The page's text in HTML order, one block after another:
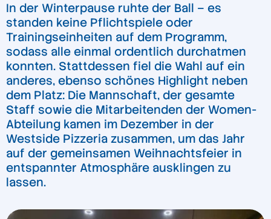
In der Winterpause ruhte der Ball – es
standen keine Pflichtspiele oder
Trainingseinheiten auf dem Programm,
sodass alle einmal ordentlich durchatmen
konnten. Stattdessen fiel die Wahl auf ein
anderes, ebenso schönes Highlight neben
dem Platz: Die Mannschaft, der gesamte
Staff sowie die Mitarbeitenden der Women-
Abteilung kamen im Dezember in der
Westside Pizzeria zusammen, um das Jahr
auf der gemeinsamen Weihnachtsfeier in
entspannter Atmosphäre ausklingen zu
lassen.